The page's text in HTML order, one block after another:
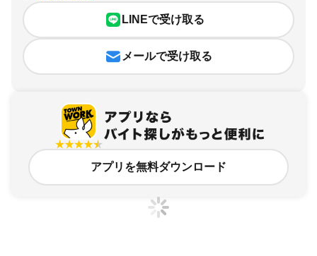
LINEで受け取る
メールで受け取る
アプリを無料ダウンロード